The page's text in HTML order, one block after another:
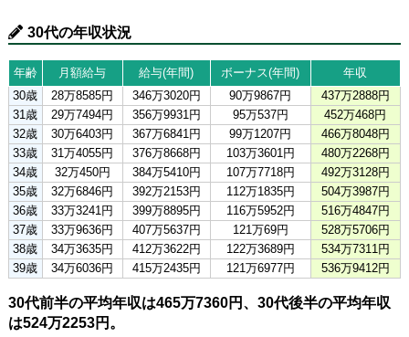
30代の年収状況
年齢 月額給与 給与(年間) ボーナス(年間)
年収
30歳
28万8585円 346万3020円 90万9867円
437万2888円
31歳
29万7494円 356万9931円 95万537円
452万468円
32歳
30万6403円 367万6841円 99万1207円
466万8048円
33歳
31万4055円 376万8668円 103万3601円
480万2268円
34歳
32万450円 384万5410円 107万7718円
492万3128円
35歳
32万6846円 392万2153円 112万1835円
504万3987円
36歳
33万3241円 399万8895円 116万5952円
516万4847円
37歳
33万9636円 407万5637円 121万69円
528万5706円
38歳
34万3635円 412万3622円 122万3689円
534万7311円
39歳
34万6036円 415万2435円 121万6977円 536万9412円
30代前半の平均年収は465万7360円、30代後半の平均年収
は524万2253円。